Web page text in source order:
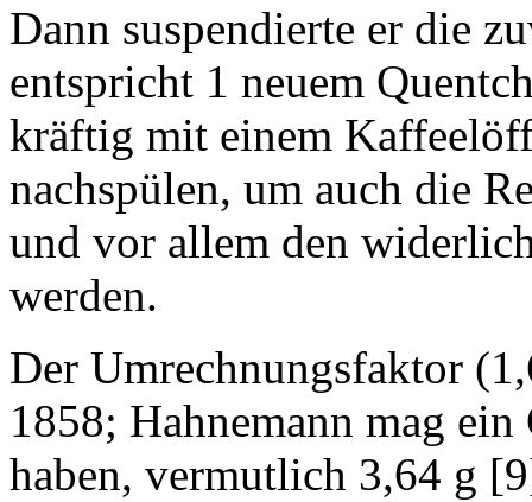
Dann suspendierte er die
entspricht 1 neuem
kräftig mit einem
nachspülen, um auch die
und vor allem den
werden.
Der Umrechnungsfaktor
1858; Hahnemann mag
haben, vermutlich 3,64 g